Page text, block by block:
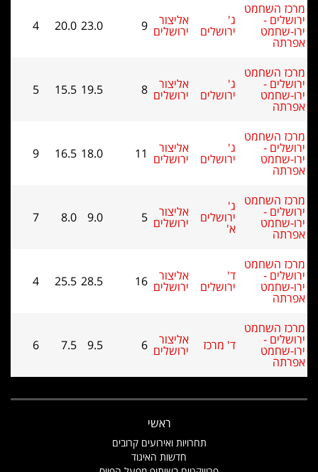
ג'
ירושלים
אליצור
ירושלים 9
23.0
20.0
4
ג'
ירושלים
אליצור
ירושלים 8
19.5
15.5
5
ג'
ירושלים
אליצור
ירושלים 11
18.0
16.5
9
ג'
ירושלים
א'
אליצור
ירושלים 5
9.0
8.0
7
ד'
ירושלים
אליצור
ירושלים 16
28.5
25.5
4
ד' מרכז אליצור
ירושלים 6
9.5
7.5
6
תחרויות ואירועים קרובים
חדשות האיגוד